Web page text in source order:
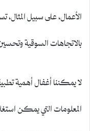
الأعمال، على سبيل
بالاتجاهات السوقية
لا يمكننا أغفال أهمية
المعلومات التي يمكن